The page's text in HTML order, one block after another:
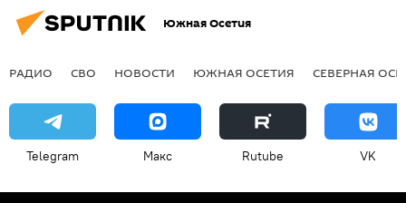
Южная Осетия
РАДИО СВО НОВОСТИ ЮЖНАЯ ОСЕТИЯ СЕВЕРНАЯ
Telegram Макс Rutube VK